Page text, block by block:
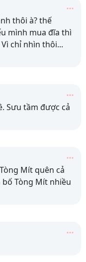
thôi à? thế
mình mua đĩa thì
chỉ nhìn thôi...
Sưu tầm được cả
Mít quên cả
bố Tòng Mít nhiều